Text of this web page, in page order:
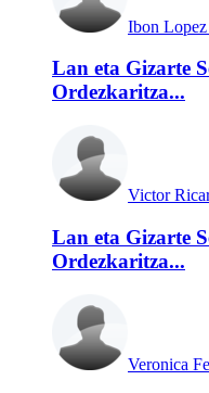
Ibon
Lan eta Gizarte
Ordezkaritza...
Victor
Lan eta Gizarte
Ordezkaritza...
Veronica